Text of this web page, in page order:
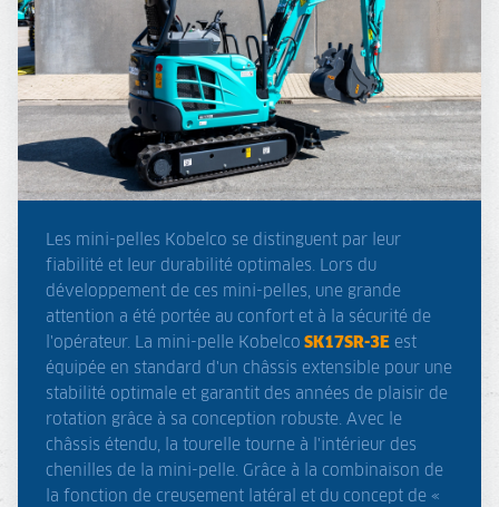
Les mini-pelles Kobelco se distinguent par leur
fiabilité et leur durabilité optimales. Lors du
développement de ces mini-pelles, une grande
attention a été portée au confort et à la sécurité de
l'opérateur. La mini-pelle Kobelco SK17SR-3E est
équipée en standard d'un châssis extensible pour une
stabilité optimale et garantit des années de plaisir de
rotation grâce à sa conception robuste. Avec le
châssis étendu, la tourelle tourne à l'intérieur des
chenilles de la mini-pelle. Grâce à la combinaison de
la fonction de creusement latéral et du concept de «